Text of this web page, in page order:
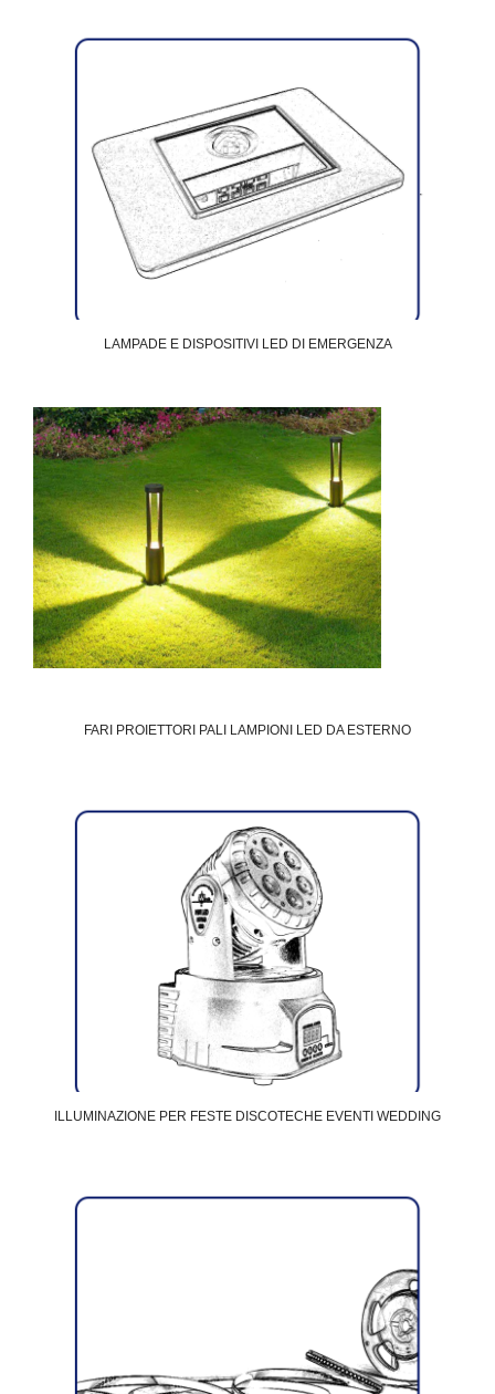
LAMPADE E DISPOSITIVI LED DI EMERGENZA
FARI PROIETTORI PALI LAMPIONI LED DA ESTERNO
ILLUMINAZIONE PER FESTE DISCOTECHE EVENTI WEDDING